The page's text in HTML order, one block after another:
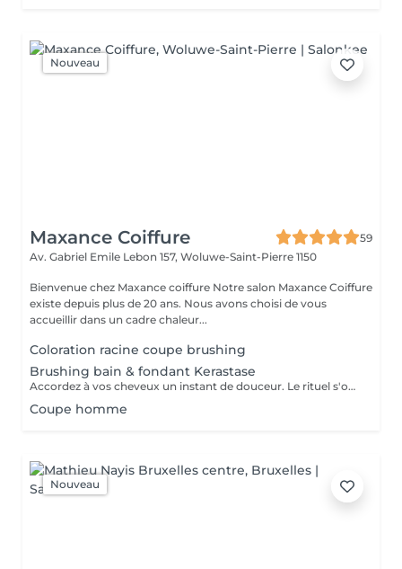
Nouveau
Maxance Coiffure
59
Av. Gabriel Emile Lebon 157, Woluwe-Saint-Pierre 1150
Bienvenue chez Maxance coiffure Notre salon Maxance Coiffure
existe depuis plus de 20 ans. Nous avons choisi de vous
accueillir dans un cadre chaleur...
Coloration racine coupe brushing
Brushing bain & fondant Kerastase
Accordez à vos cheveux un instant de douceur. Le rituel s'ouvre sur un bain fondant, un soin lavant qui nourrit la fibre et laisse la matière souple et légère dès le premier geste. Il se poursuit par un brushing de finition qui met en forme, révèle la brillance et donne mouvement et tenue à votre coiffure. Une prestation idéale pour retrouver des cheveux soyeux et parfaitement coiffés.
Coupe homme
Nouveau